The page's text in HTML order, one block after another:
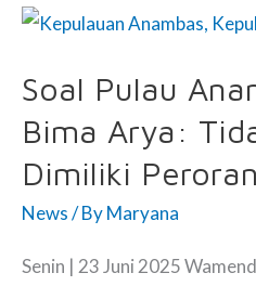
PUPR
Utara
Berkembang
Soal Pulau
Bima Arya:
Dimiliki
News/ ByMaryana
Senin | 23 Juni 2025